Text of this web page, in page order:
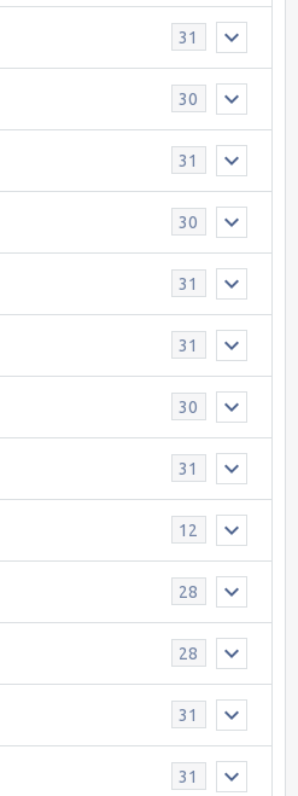
31
30
31
30
31
31
30
31
12
28
28
31
31